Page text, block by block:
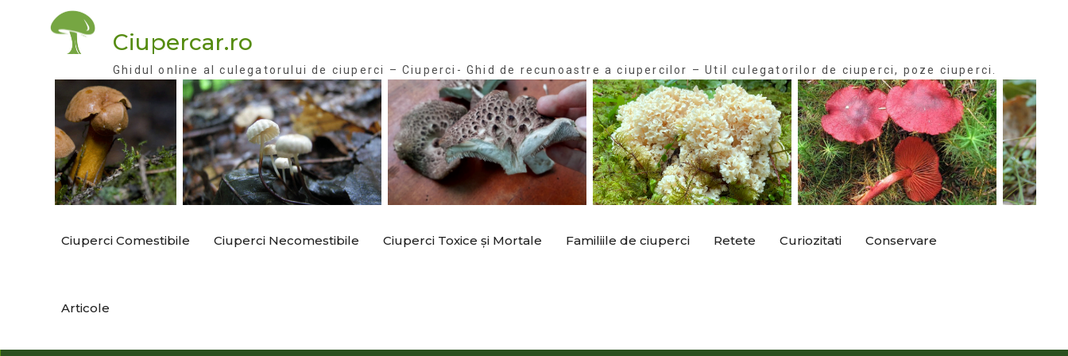
Ciupercar.ro
Ghidul online al culegatorului de ciuperci – Ciuperci- Ghid de recunoastre a ciupercilor – Util culegatorilor de ciuperci, poze ciuperci.
Ciuperci Comestibile Ciuperci Necomestibile Ciuperci Toxice și Mortale Familiile de ciuperci Retete Curiozitati Conservare
Articole